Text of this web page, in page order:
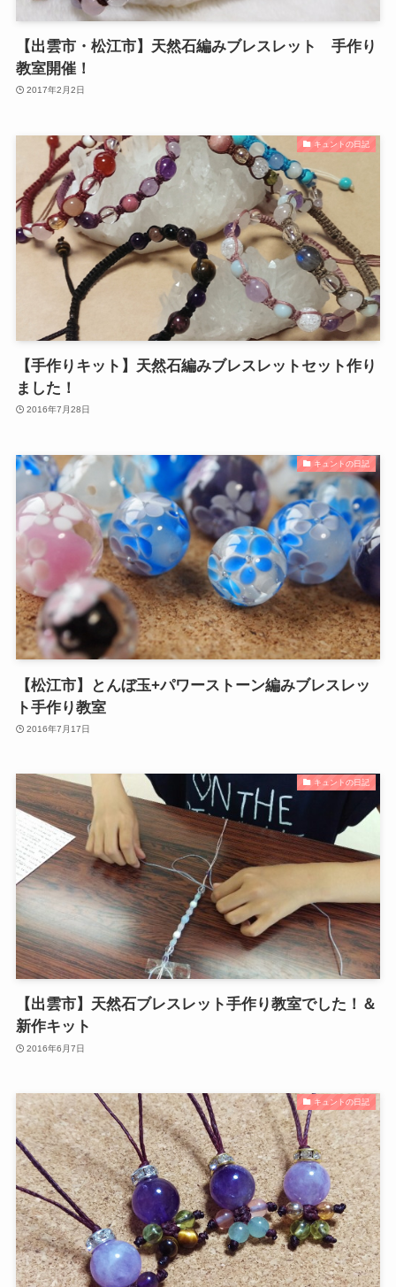
【出雲市・松江市】天然石編みブレスレット 手作り
教室開催！
2017年2月2日
キュントの日記
【手作りキット】天然石編みブレスレットセット作り
ました！
2016年7月28日
キュントの日記
【松江市】とんぼ玉+パワーストーン編みブレスレッ
ト手作り教室
2016年7月17日
キュントの日記
【出雲市】天然石ブレスレット手作り教室でした！＆
新作キット
2016年6月7日
キュントの日記